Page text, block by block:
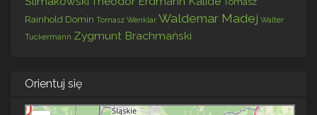
Rainhold Domin Tomasz Wenklar Waldemar Madej Walter
Tuckermann Zygmunt Brachmański
Orientuj się